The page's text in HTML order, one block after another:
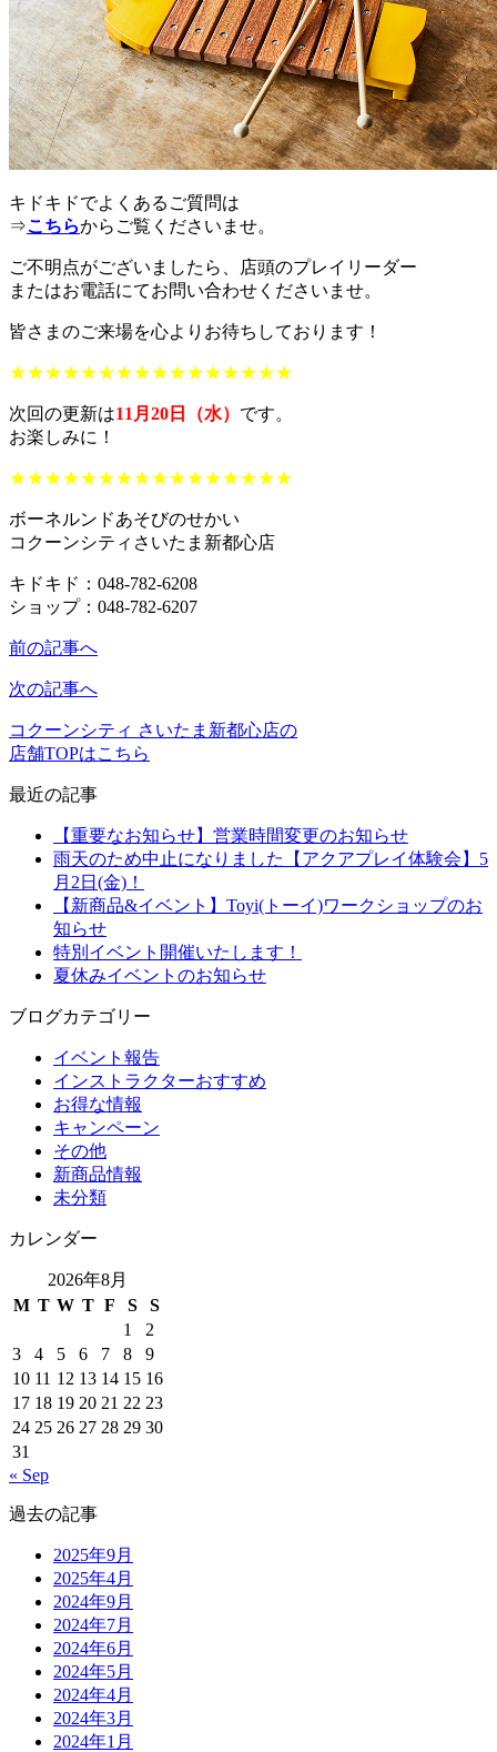
キドキドでよくあるご質問は
⇒こちらからご覧くださいませ。
ご不明点がございましたら、店頭のプレイリーダー
またはお電話にてお問い合わせくださいませ。
皆さまのご来場を心よりお待ちしております！
★★★★★★★★★★★★★★★★
次回の更新は11月20日（水） です。
お楽しみに！
★★★★★★★★★★★★★★★★
ボーネルンドあそびのせかい
コクーンシティさいたま新都心店
キドキド：048-782-6208
ショップ：048-782-6207
前の記事へ
次の記事へ
コクーンシティ さいたま新都心店の
店舗TOPはこちら
最近の記事
【重要なお知らせ】営業時間変更のお知らせ
雨天のため中止になりました【アクアプレイ体験会】5
月2日(金)！
【新商品&イベント】Toyi(トーイ)ワークショップのお
知らせ
特別イベント開催いたします！
夏休みイベントのお知らせ
ブログカテゴリー
イベント報告
インストラクターおすすめ
お得な情報
キャンペーン
その他
新商品情報
未分類
カレンダー
2026年8月
M T W T F S
S
1
2
3
4 5 6 7 8
9
10 11 12 13 14 15 16
17 18 19 20 21 22 23
24 25 26 27 28 29 30
31
« Sep
過去の記事
2025年9月
2025年4月
2024年9月
2024年7月
2024年6月
2024年5月
2024年4月
2024年3月
2024年1月